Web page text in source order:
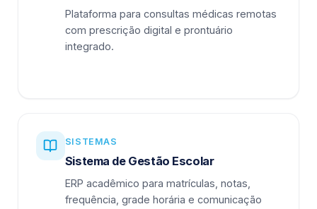
Plataforma para consultas médicas remotas
com prescrição digital e prontuário
integrado.
SISTEMAS
Sistema de Gestão Escolar
ERP acadêmico para matrículas, notas,
frequência, grade horária e comunicação